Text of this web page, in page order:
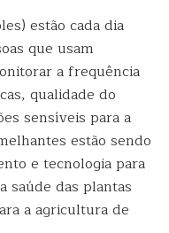
estão cada dia
que usam
a frequência
qualidade do
sensíveis para a
estão sendo
e tecnologia para
saúde das plantas
a agricultura de